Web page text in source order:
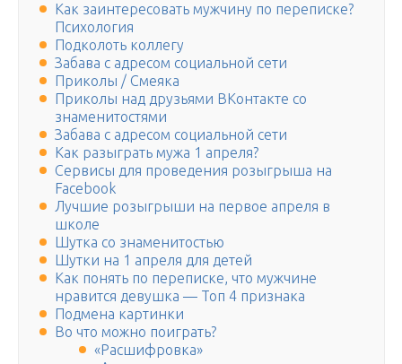
Как заинтересовать мужчину по переписке?
Психология
Подколоть коллегу
Забава с адресом социальной сети
Приколы / Смеяка
Приколы над друзьями ВКонтакте со
знаменитостями
Забава с адресом социальной сети
Как разыграть мужа 1 апреля?
Сервисы для проведения розыгрыша на
Facebook
Лучшие розыгрыши на первое апреля в
школе
Шутка со знаменитостью
Шутки на 1 апреля для детей
Как понять по переписке, что мужчине
нравится девушка — Топ 4 признака
Подмена картинки
Во что можно поиграть?
«Расшифровка»